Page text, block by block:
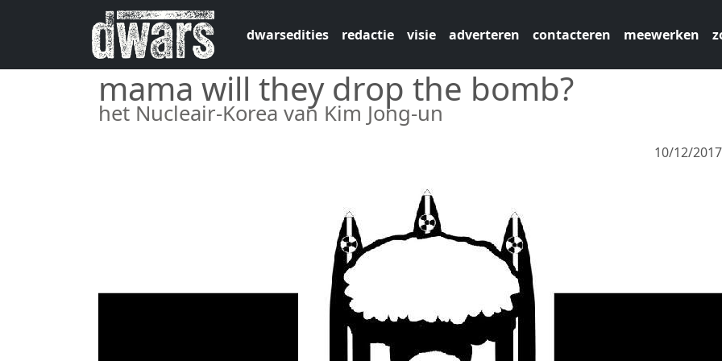
Overslaan en naar de inhoud gaan
dwarsedities
redactie visie adverteren contacteren meewerken
mama will they drop the bomb?
het Nucleair-Korea van Kim Jong-un
10/12/2017